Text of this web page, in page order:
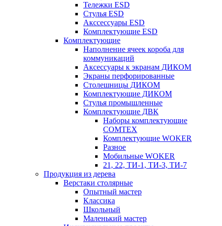
Тележки ESD
Стулья ESD
Акссессуары ESD
Комплектующие ESD
Комплектующие
Наполнение ячеек короба для
коммуникаций
Аксессуары к экранам ДИКОМ
Экраны перфорированные
Cтолешницы ДИКОМ
Комплектующие ДИКОМ
Стулья промышленные
Комплектующие ДВК
Наборы комплектующие
COMTEX
Комплектующие WOKER
Разное
Мобильные WOKER
21, 22, ТИ-1, ТИ-3, ТИ-7
Продукция из дерева
Верстаки столярные
Опытный мастер
Классика
Школьный
Маленький мастер